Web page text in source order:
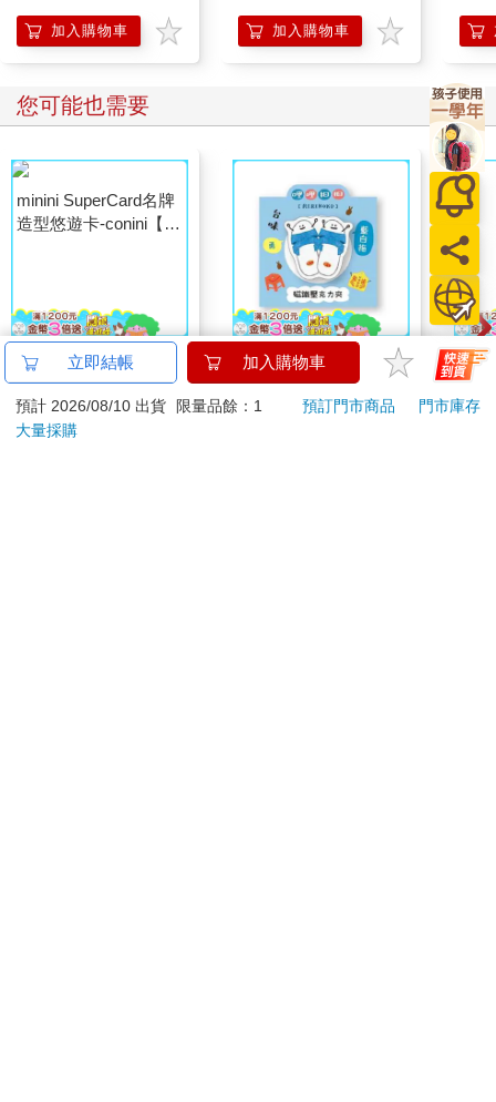
這絕對不是典型的假期體驗，而且當時的我並不知道，這只是今
凱西似乎對我的困惑毫不在意。「你看，約翰，一旦你真的捫心
自問，尋找答案將會成為你人生的一部分。你會發現自己一早醒
來就想著這個問題，而且腦子一整天不斷地閃過它。雖然偶爾可
能會忘了，但在睡前，你又會想起來。」
她頓了一下。「這問題有點像一個入口、一扇門。一旦打開了，
我難以置信地看著她。「一個入口？」
她點了點頭，聲音變得更有力。「一旦打開，很難再關上。」
我靠在座位上，試著理解她說的事情，或者她為什麼要告訴我。
入口、一部分的我、關閉……我真的完全聽不懂她在說什麼。
加入購物車 加入購物車
附
【
您可能也需要
minini SuperCard名牌
造型悠遊卡-conini【受
託代銷】
特價 179 元
哩哩扣扣磁鐵壓克力夾
(藍白拖)
88 折 特價 75 元
小
拉
88 折
立即結帳 加入購物車
預計 2026/08/10 出貨 限量品餘：1 預訂門市商品
門市庫存
大量採購